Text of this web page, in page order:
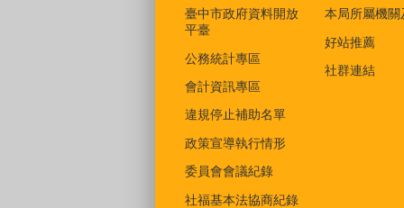
臺中市政府資料開放
平臺
公務統計專區
會計資訊專區
違規停止補助名單
政策宣導執行情形
委員會會議紀錄
社福基本法協商紀錄
本局所屬機關
好站推薦
社群連結